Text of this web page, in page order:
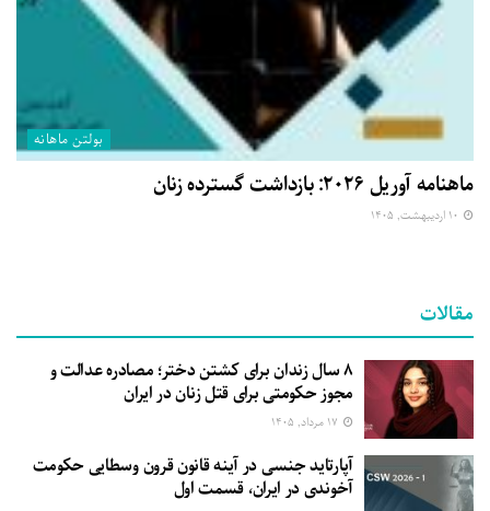
بولتن ماهانه
ماهنامه آوریل ۲۰۲۶: بازداشت گسترده زنان
مقالات
۸ سال زندان برای کشتن دختر؛ مصادره عدالت و
مجوز حکومتی برای قتل زنان در ایران
آپارتاید جنسی در آینه قانون قرون وسطایی حکومت
آخوندی در ایران، قسمت اول